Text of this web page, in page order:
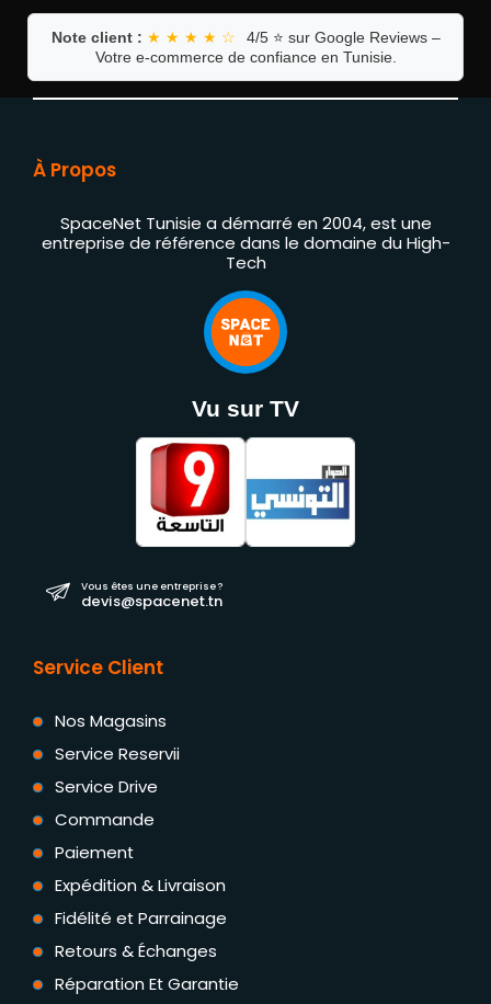
Note client : ★ ★ ★ ★ ☆
4/5 ⭐ sur Google Reviews –
Votre e-commerce de confiance en Tunisie.
À Propos
SpaceNet Tunisie a démarré en 2004, est une
entreprise de référence dans le domaine du High-
Tech
Vu sur TV
Vous êtes une entreprise ?
devis@spacenet.tn
Service Client
Nos Magasins
Service Reservii
Service Drive
Commande
Paiement
Expédition & Livraison
Fidélité et Parrainage
Retours & Échanges
Réparation Et Garantie